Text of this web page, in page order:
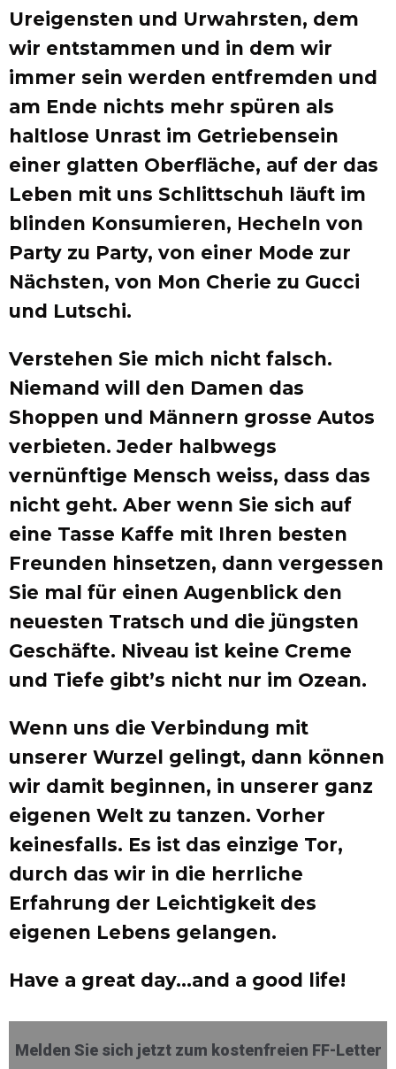
Ureigensten und Urwahrsten, dem
wir entstammen und in dem wir
immer sein werden entfremden und
am Ende nichts mehr spüren als
haltlose Unrast im Getriebensein
einer glatten Oberfläche, auf der das
Leben mit uns Schlittschuh läuft im
blinden Konsumieren, Hecheln von
Party zu Party, von einer Mode zur
Nächsten, von Mon Cherie zu Gucci
und Lutschi.
Verstehen Sie mich nicht falsch.
Niemand will den Damen das
Shoppen und Männern grosse Autos
verbieten. Jeder halbwegs
vernünftige Mensch weiss, dass das
nicht geht. Aber wenn Sie sich auf
eine Tasse Kaffe mit Ihren besten
Freunden hinsetzen, dann vergessen
Sie mal für einen Augenblick den
neuesten Tratsch und die jüngsten
Geschäfte. Niveau ist keine Creme
und Tiefe gibt’s nicht nur im Ozean.
Wenn uns die Verbindung mit
unserer Wurzel gelingt, dann können
wir damit beginnen, in unserer ganz
eigenen Welt zu tanzen. Vorher
keinesfalls. Es ist das einzige Tor,
durch das wir in die herrliche
Erfahrung der Leichtigkeit des
eigenen Lebens gelangen.
Have a great day…and a good life!
Melden Sie sich jetzt zum kostenfreien FF-Letter